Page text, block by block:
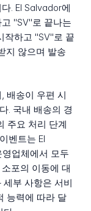
. El Salvador에
"SV"로 끝나는
작하고 "SV"로 끝
지 않으며 발송
배송이 우편 시
. 국내 배송의 경
주요 처리 단계
벤트는 El
업체에서 모두
포의 이동에 대
부 사항은 서비
능력에 따라 달